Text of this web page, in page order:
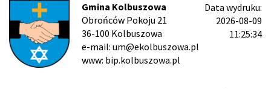
Gmina Kolbuszowa
Obrońców Pokoju 21
36-100 Kolbuszowa
e-mail: um@ekolbuszowa.pl
www: bip.kolbuszowa.pl
Data wydruku:
2026-08-09
11:25:34